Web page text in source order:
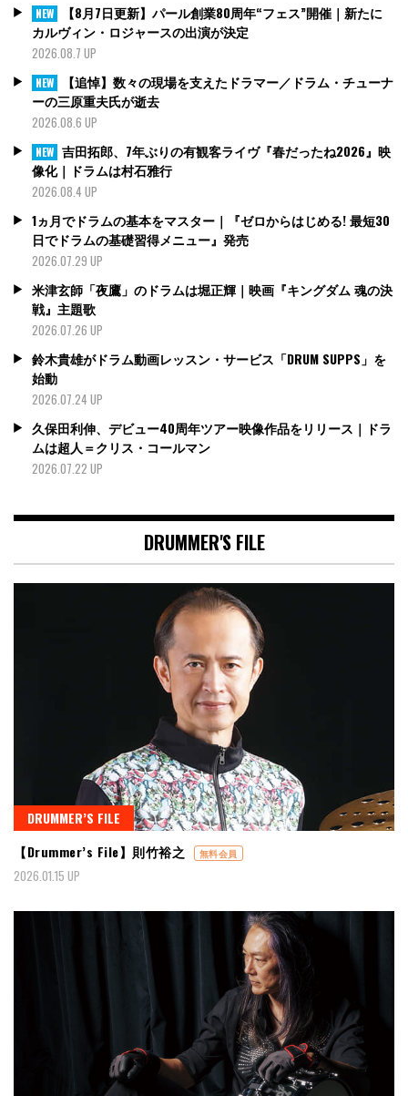
NEW
【8月7日更新】パール創業80周年“フェス”開催｜新たに
カルヴィン・ロジャースの出演が決定
2026.08.7 UP
NEW
【追悼】数々の現場を支えたドラマー／ドラム・チューナ
ーの三原重夫氏が逝去
2026.08.6 UP
NEW 吉田拓郎、7年ぶりの有観客ライヴ『春だったね2026』映
像化｜ドラムは村石雅行
2026.08.4 UP
1ヵ月でドラムの基本をマスター｜『ゼロからはじめる! 最短30
日でドラムの基礎習得メニュー』発売
2026.07.29 UP
米津玄師「夜鷹」のドラムは堀正輝｜映画『キングダム 魂の決
戦』主題歌
2026.07.26 UP
鈴木貴雄がドラム動画レッスン・サービス「DRUM SUPPS」を
始動
2026.07.24 UP
久保田利伸、デビュー40周年ツアー映像作品をリリース｜ドラ
ムは超人＝クリス・コールマン
2026.07.22 UP
DRUMMER'S FILE
DRUMMER’S FILE
【Drummer’s File】則竹裕之
無料会員
2026.01.15 UP